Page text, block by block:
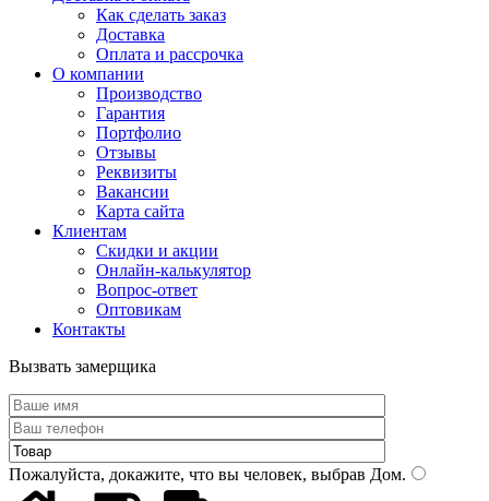
Как сделать заказ
Доставка
Оплата и рассрочка
О компании
Производство
Гарантия
Портфолио
Отзывы
Реквизиты
Вакансии
Карта сайта
Клиентам
Скидки и акции
Онлайн-калькулятор
Вопрос-ответ
Оптовикам
Контакты
Вызвать замерщика
Пожалуйста, докажите, что вы человек, выбрав Дом.